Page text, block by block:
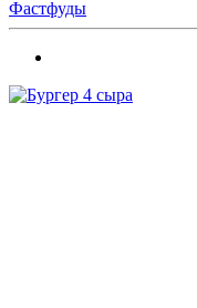
Фастфуды